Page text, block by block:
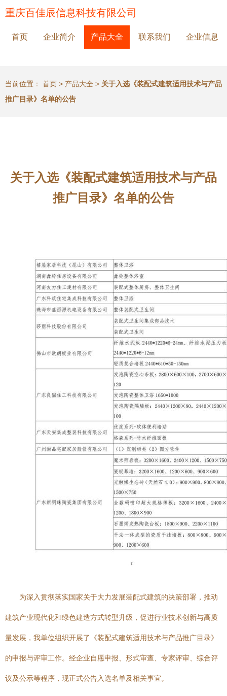
重庆百佳辰信息科技有限公司
首页 企业简介 产品大全 联系我们 企业信息
当前位置： 首页 > 产品大全 > 关于入选《装配式建筑适用技术与产品
推广目录》名单的公告
关于入选《装配式建筑适用技术与产品
推广目录》名单的公告
为深入贯彻落实国家关于大力发展装配式建筑的决策部署，推动
建筑产业现代化和绿色建造方式转型升级，促进行业技术创新与高质
量发展，我单位组织开展了《装配式建筑适用技术与产品推广目录》
的申报与评审工作。经企业自愿申报、形式审查、专家评审、综合评
议及公示等程序，现正式公告入选名单及相关事宜。